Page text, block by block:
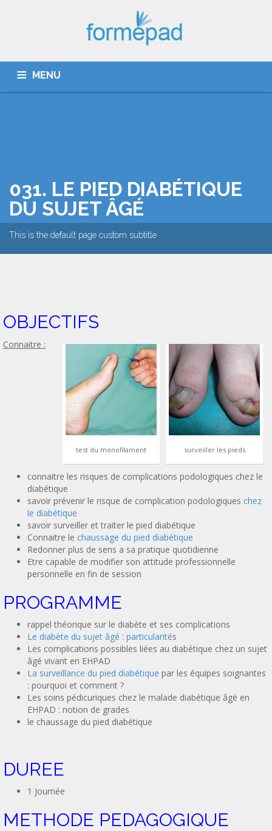
MENU
ACTUALITÉ
COUPE PATHOS ET GIRAGE
031. LE PIED DIABÉTIQUE
DU SUJET ÂGÉ
This is the default page custom subtitle
OBJECTIFS
surveiller les pieds
test du monofilament
Connaitre :
connaitre les risques de complications podologiques chez le
diabétique
savoir prévenir le risque de complication podologiques chez
le diabétique
savoir surveiller et traiter le pied diabétique
Connaitre le chaussage du pied diabétique
Redonner plus de sens a sa pratique quotidienne
Etre capable de modifier son attitude professionnelle
personnelle en fin de session
PROGRAMME
rappel théorique sur le diabète et ses complications
Le diabète du sujet âgé : particularités
Les complications possibles liées au diabétique chez un sujet
âgé vivant en EHPAD
La surveillance du pied diabétique par les équipes soignantes
: pourquoi et comment ?
Les soins pédicuriques chez le malade diabétique âgé en
EHPAD : notion de grades
le chaussage du pied diabétique
DUREE
1 Journée
METHODE PEDAGOGIQUE